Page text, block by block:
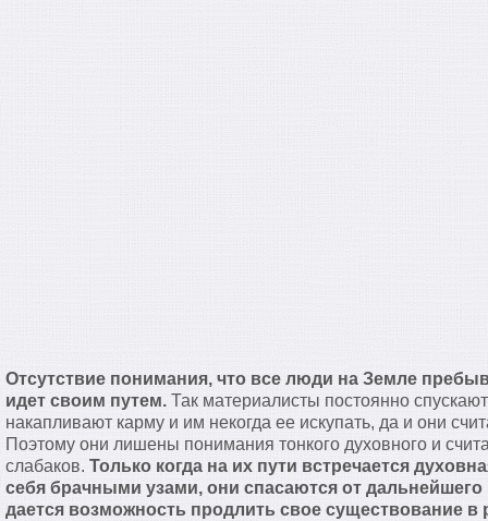
Отсутствие понимания, что все люди на Земле
идет своим путем. Так материалисты постоянно
накапливают карму и им некогда ее искупать, да и они
Поэтому они лишены понимания тонкого духовного и
слабаков. Только когда на их пути встречается
себя брачными узами, они спасаются от дальнейшего
дается возможность продлить свое существование в